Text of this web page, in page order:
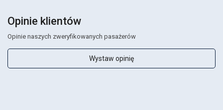
Opinie klientów
Opinie naszych zweryfikowanych pasażerów
Wystaw opinię